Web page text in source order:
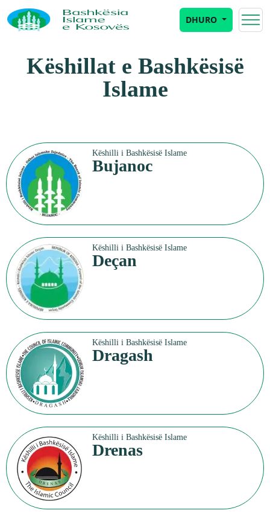
DHURO
Këshillat e Bashkësisë
Islame
Këshilli i Bashkësisë Islame
Bujanoc
Këshilli i Bashkësisë Islame
Deçan
Këshilli i Bashkësisë Islame
Dragash
Këshilli i Bashkësisë Islame
Drenas